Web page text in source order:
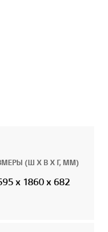
(Ш X В X Г, ММ)
x 1860 x 682